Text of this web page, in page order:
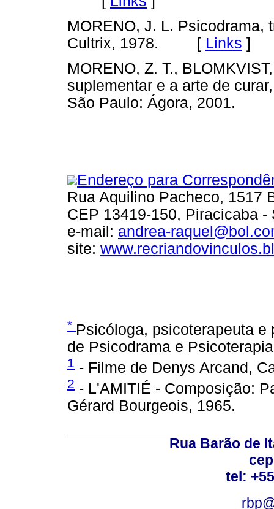
MORENO, J. L. Psicodrama,
Cultrix, 1978. [ Links ]
MORENO, Z. T.,
suplementar e a arte de
São Paulo: Ágora,
Endereço para
Rua Aquilino Pacheco, 1517
CEP 13419-150, Piracicaba -
e-mail: andrea-
site:
* Psicóloga, psicoterapeuta
de Psicodrama e
1 - Filme de Denys Arcand,
2 - L'AMITIÉ - Composição:
Gérard Bourgeois, 1965.
Rua Barão de
tel: